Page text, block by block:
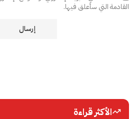
القادمة التي سأعلق فيها.
الأكثر قراءة